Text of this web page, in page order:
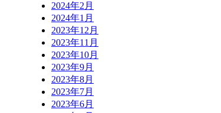
2024年2月
2024年1月
2023年12月
2023年11月
2023年10月
2023年9月
2023年8月
2023年7月
2023年6月